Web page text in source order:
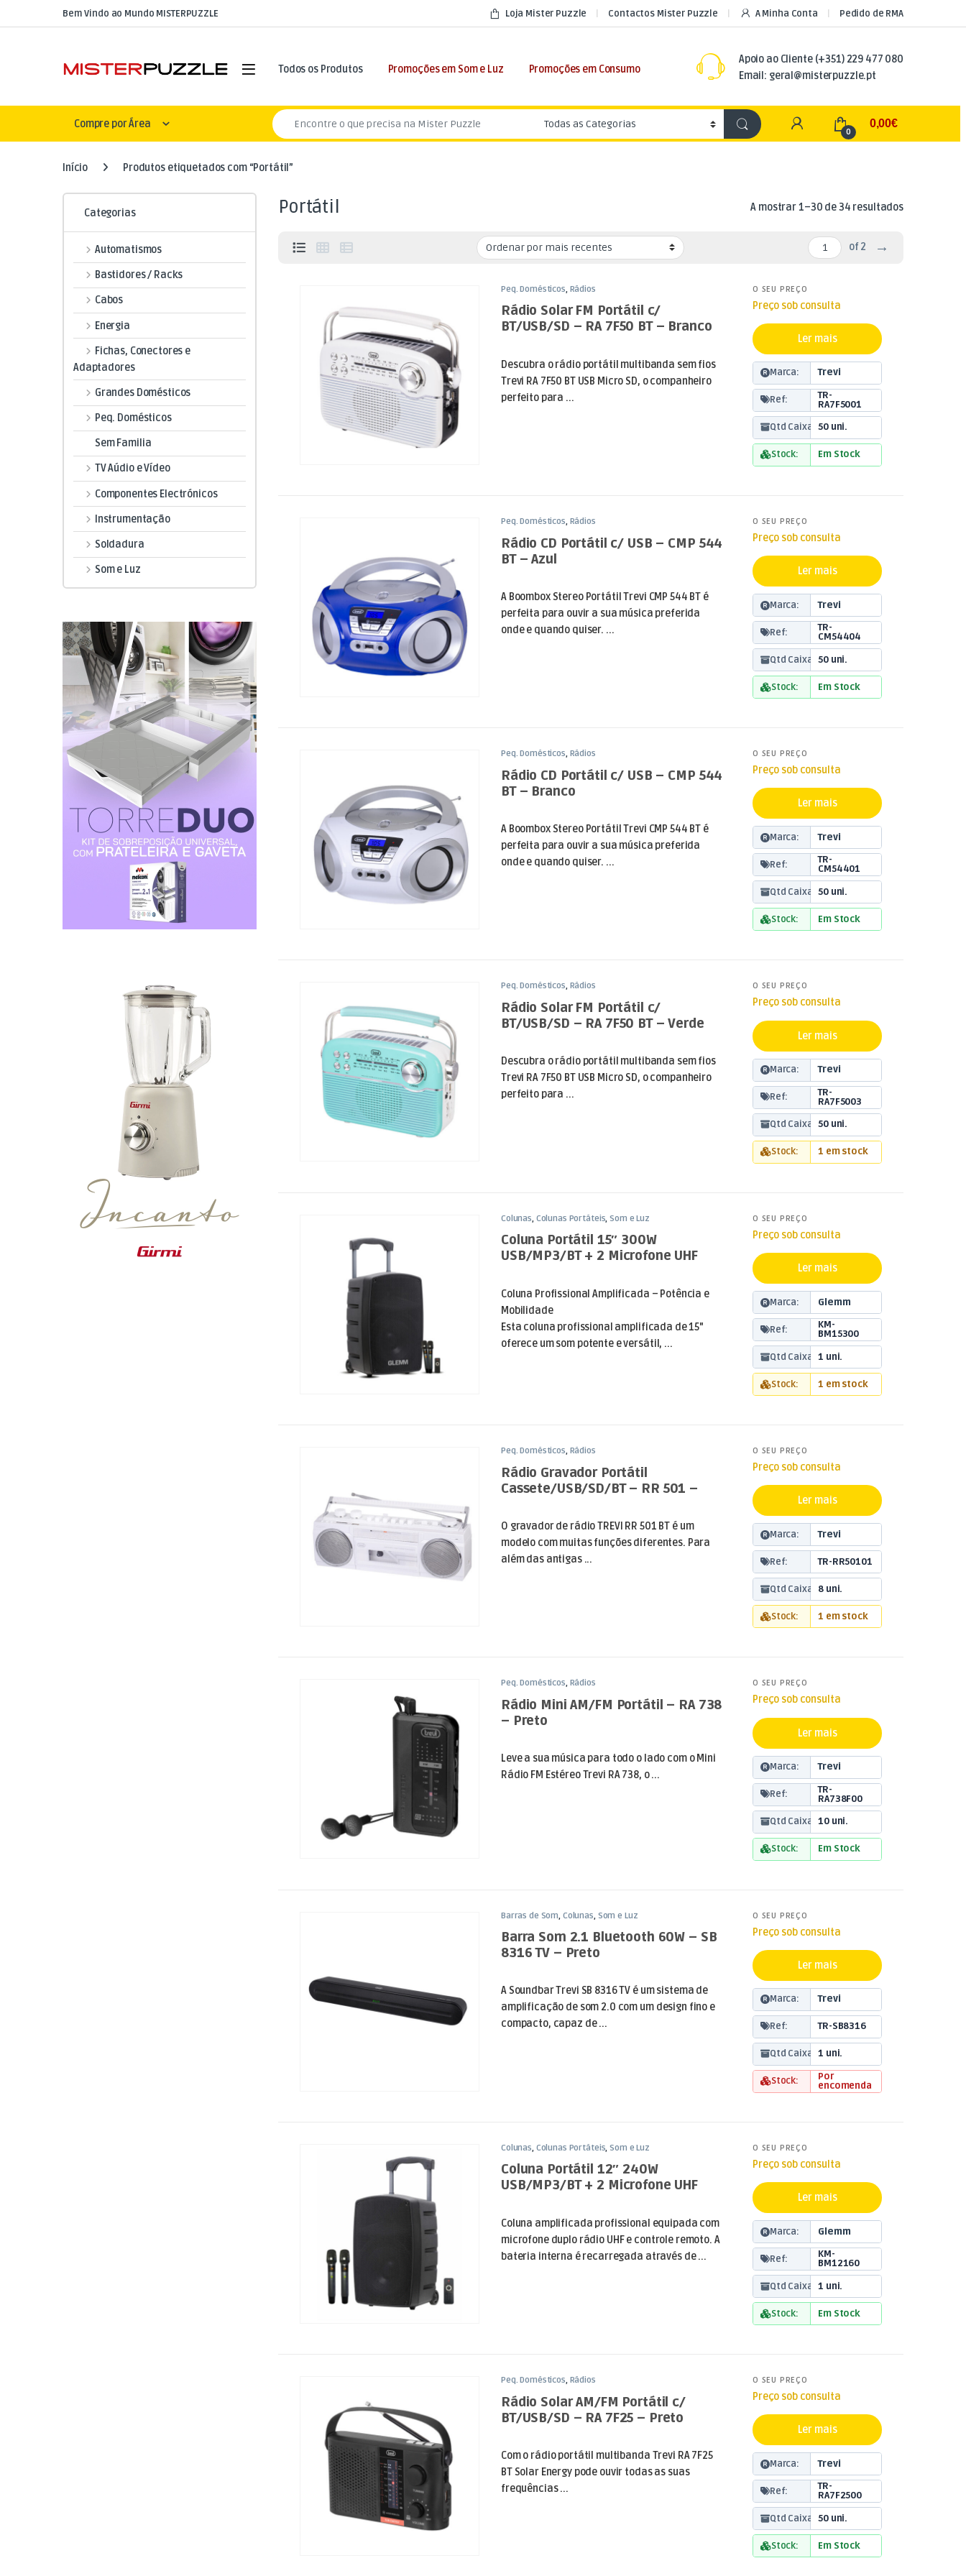
Skip to navigation
Skip to contentBem Vindo ao Mundo MISTERPUZZLE Loja Mister Puzzle Contactos Mister Puzzle A Minha Conta Pedido de RMA
Open Todos os Produtos Promoções em Som e Luz Promoções em Consumo
Apoio ao Cliente(+351) 229 477 080
Email: geral@misterpuzzle.pt
Compre por Área
Search for:
My Account
0
0,00€
Início Produtos etiquetados com “Portátil”
Portátil A mostrar 1–30 de 34 resultadosOrdenado
of 2 →
Peq. Domésticos, Rádios
Rádio Solar FM Portátil c/
BT/USB/SD – RA 7F50 BT – Branco
Descubra o rádio portátil multibanda sem fios
Trevi RA 7F50 BT USB Micro SD, o companheiro
perfeito para ...
O SEU PREÇO
Preço sob consulta
Ler mais
Marca: Trevi
Ref:
TR-
RA7F5001
Qtd Caixa:
50 uni.
Stock: Em Stock
Peq. Domésticos, Rádios
Rádio CD Portátil c/ USB – CMP 544
BT – Azul
A Boombox Stereo Portátil Trevi CMP 544 BT é
perfeita para ouvir a sua música preferida
onde e quando quiser. ...
O SEU PREÇO
Preço sob consulta
Ler mais
Marca: Trevi
Ref:
TR-
CM54404
Qtd Caixa:
50 uni.
Stock: Em Stock
Peq. Domésticos, Rádios
Rádio CD Portátil c/ USB – CMP 544
BT – Branco
A Boombox Stereo Portátil Trevi CMP 544 BT é
perfeita para ouvir a sua música preferida
onde e quando quiser. ...
O SEU PREÇO
Preço sob consulta
Ler mais
Marca: Trevi
Ref:
TR-
CM54401
Qtd Caixa:
50 uni.
Stock: Em Stock
Peq. Domésticos, Rádios
Rádio Solar FM Portátil c/
BT/USB/SD – RA 7F50 BT – Verde
Descubra o rádio portátil multibanda sem fios
Trevi RA 7F50 BT USB Micro SD, o companheiro
perfeito para ...
O SEU PREÇO
Preço sob consulta
Ler mais
Marca: Trevi
Ref:
TR-
RA7F5003
Qtd Caixa:
50 uni.
Stock: 1 em stock
Colunas, Colunas Portáteis,Som e Luz
Coluna Portátil 15″ 300W
USB/MP3/BT + 2 Microfone UHF
Coluna Profissional Amplificada – Potência e
Mobilidade
Esta coluna profissional amplificada de 15"
oferece um som potente e versátil, ...
O SEU PREÇO
Preço sob consulta
Ler mais
Marca: Glemm
Ref:
KM-
BM15300
Qtd Caixa:
1 uni.
Stock: 1 em stock
Peq. Domésticos, Rádios
Rádio Gravador Portátil
Cassete/USB/SD/BT – RR 501 –
O gravador de rádio TREVI RR 501 BT é um
modelo com muitas funções diferentes. Para
além das antigas ...
O SEU PREÇO
Preço sob consulta
Ler mais
Marca: Trevi
Ref: TR-RR50101
Qtd Caixa: 8 uni.
Stock: 1 em stock
Peq. Domésticos, Rádios
Rádio Mini AM/FM Portátil – RA 738
– Preto
Leve a sua música para todo o lado com o Mini
Rádio FM Estéreo Trevi RA 738, o ...
O SEU PREÇO
Preço sob consulta
Ler mais
Marca: Trevi
Ref:
TR-
RA738F00
Qtd Caixa:
10 uni.
Stock: Em Stock
Barras de Som, Colunas, Som e Luz
Barra Som 2.1 Bluetooth 60W – SB
8316 TV – Preto
A Soundbar Trevi SB 8316 TV é um sistema de
amplificação de som 2.0 com um design fino e
compacto, capaz de ...
O SEU PREÇO
Preço sob consulta
Ler mais
Marca: Trevi
Ref: TR-SB8316
Qtd Caixa: 1 uni.
Stock:
Por
encomenda
Colunas, Colunas Portáteis,Som e Luz
Coluna Portátil 12″ 240W
USB/MP3/BT + 2 Microfone UHF
Coluna amplificada profissional equipada com
microfone duplo rádio UHF e controle remoto. A
bateria interna é recarregada através de ...
O SEU PREÇO
Preço sob consulta
Ler mais
Marca: Glemm
Ref:
KM-
BM12160
Qtd Caixa:
1 uni.
Stock: Em Stock
Peq. Domésticos, Rádios
Rádio Solar AM/FM Portátil c/
BT/USB/SD – RA 7F25 – Preto
Com o rádio portátil multibanda Trevi RA 7F25
BT Solar Energy pode ouvir todas as suas
frequências ...
O SEU PREÇO
Preço sob consulta
Ler mais
Marca: Trevi
Ref:
TR-
RA7F2500
Qtd Caixa:
50 uni.
Stock: Em Stock
Categorias
Automatismos
Bastidores / Racks
Cabos
Energia
Fichas, Conectores e
Adaptadores
Grandes Domésticos
Peq. Domésticos
Sem Familia
TV Aúdio e Vídeo
Componentes Electrónicos
Instrumentação
Soldadura
Som e Luz